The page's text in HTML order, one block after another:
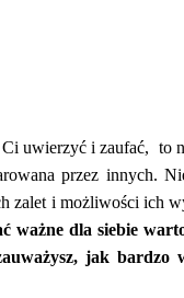
uwierzyć i zaufać, to
przez innych.
zalet i możliwości ich
ważne dla siebie
jak